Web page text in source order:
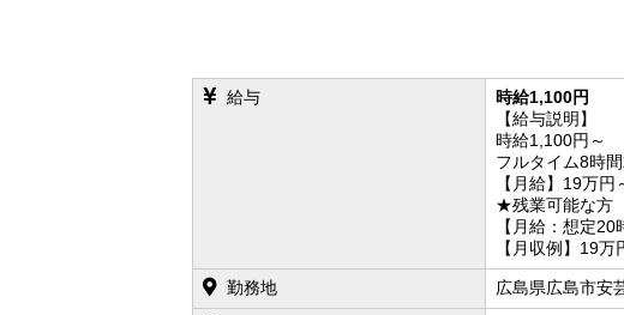
給与
時給1,100円
【給与説明】
時給1,100円～
フルタイム8時
【月給】19万円
★残業可能な方
【月給：想定
【月収例】19万
勤務地 広島県広島市安